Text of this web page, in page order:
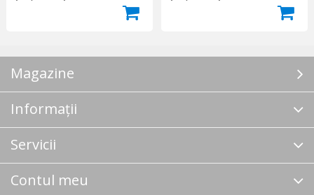
Magazine
Informații
Servicii
Contul meu